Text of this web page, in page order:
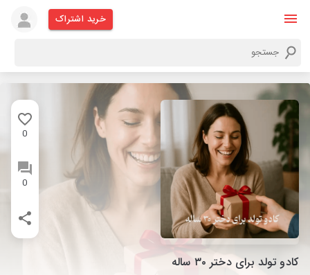
خرید اشتراک
0
0
کادو تولد برای دختر ۳۰ ساله